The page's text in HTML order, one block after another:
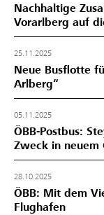
Nachhaltige
Vorarlberg auf
25.11.2025
Neue Busflotte
Arlberg“
05.11.2025
ÖBB-Postbus:
Zweck in neuem
28.10.2025
ÖBB: Mit dem
Flughafen